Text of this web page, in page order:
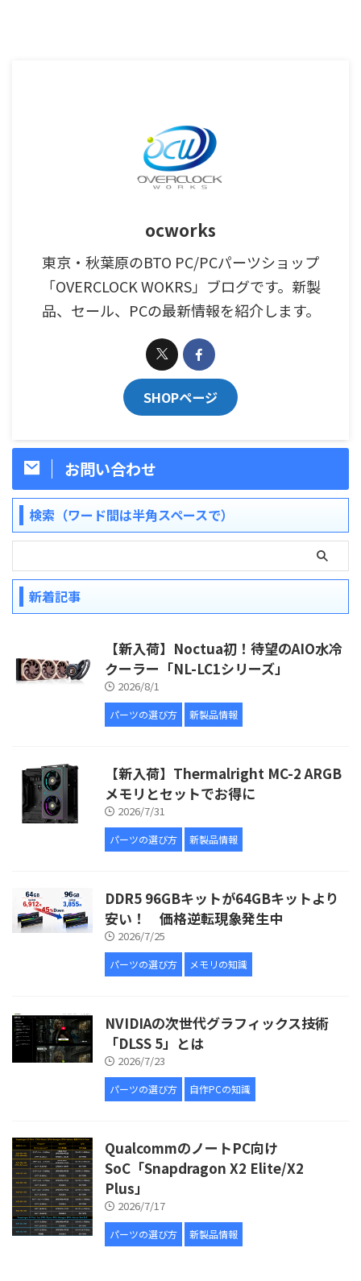
ocworks
東京・秋葉原のBTO PC/PCパーツショップ
「OVERCLOCK WOKRS」ブログです。新製
品、セール、PCの最新情報を紹介します。
SHOPページ
お問い合わせ
検索（ワード間は半角スペースで）
新着記事
【新入荷】Noctua初！待望のAIO水冷
クーラー「NL-LC1シリーズ」
2026/8/1
パーツの選び方 新製品情報
【新入荷】Thermalright MC-2 ARGB
メモリとセットでお得に
2026/7/31
パーツの選び方 新製品情報
DDR5 96GBキットが64GBキットより
安い！ 価格逆転現象発生中
2026/7/25
パーツの選び方 メモリの知識
NVIDIAの次世代グラフィックス技術
「DLSS 5」とは
2026/7/23
パーツの選び方 自作PCの知識
QualcommのノートPC向け
SoC「Snapdragon X2 Elite/X2
Plus」
2026/7/17
パーツの選び方 新製品情報